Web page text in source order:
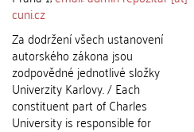
cuni.cz
Za dodržení všech ustanovení
autorského zákona jsou
zodpovědné jednotlivé složky
Univerzity Karlovy. / Each
constituent part of Charles
University is responsible for